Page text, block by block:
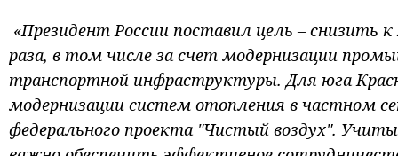
«Президент России поставил цель – снизить
раза, в том числе за счет модернизации
транспортной инфраструктуры. Для юга
модернизации систем отопления в частном
федерального проекта "Чистый воздух".